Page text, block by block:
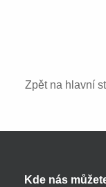
Zpět na hlavní
Kde nás